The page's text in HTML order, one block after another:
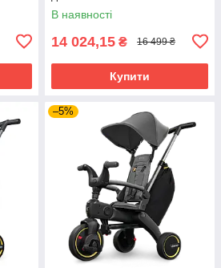
В наявності
14 024,15 ₴ 16 499 ₴
Купити
–5%